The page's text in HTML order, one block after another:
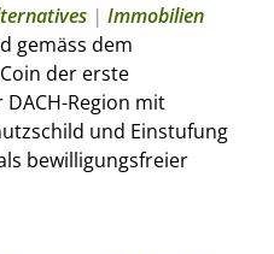
| Immobilien
gemäss dem
der erste
Region mit
und Einstufung
bewilligungsfreier